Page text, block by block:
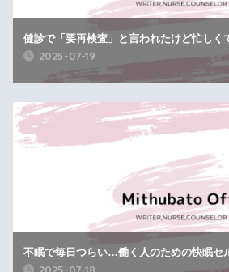
2025-07-19
2025-07-18